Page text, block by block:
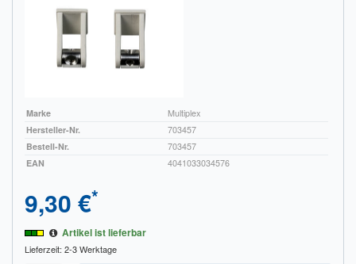
Marke
Multiplex
Hersteller-Nr.
703457
Bestell-Nr.
703457
EAN
4041033034576
9,30 €*
Artikel ist lieferbar
Lieferzeit: 2-3 Werktage